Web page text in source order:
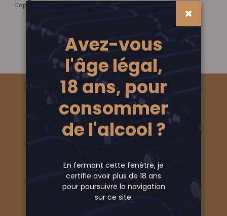
Capo Zafferano
AJOUTER AU PANIER
ENLÈVEMENT EN POINTS DE RETRAIT
ou Livraison gratuite à domicile
Avez-vous
l'âge légal,
18 ans, pour
consommer
de l'alcool ?
En fermant cette fenêtre, je
certifie avoir plus de 18 ans
pour poursuivre la navigation
sur ce site.